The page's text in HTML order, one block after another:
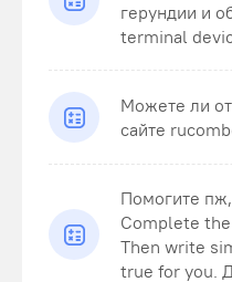
герундии и
terminal
Можете ли
сайте
Помогите
Complete
Then write
true for you.